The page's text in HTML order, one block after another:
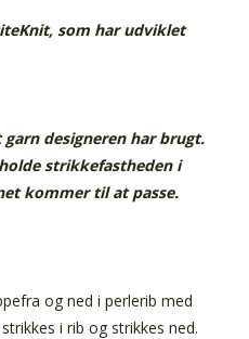
som har udviklet
designeren har brugt.
strikkefastheden i
kommer til at passe.
og ned i perlerib med
i rib og strikkes ned.